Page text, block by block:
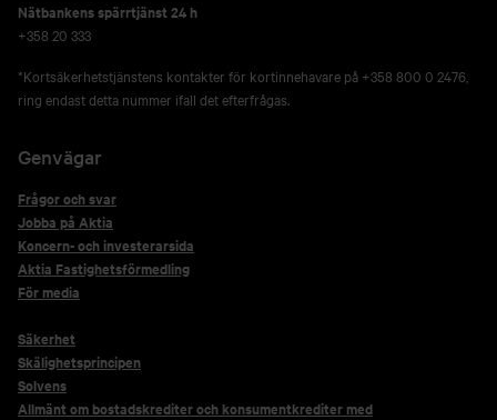
Nätbankens spärrtjänst 24 h
+358 20 333
*Kortsäkerhetstjänstens kontakter för kortinnehavare på +358 800 0 2476,
ring endast detta nummer ifall det efterfrågas.
Genvägar
Frågor och svar
Jobba på Aktia
Koncern- och investerarsida
Aktia Fastighetsförmedling
För media
Säkerhet
Skälighetsprincipen
Solvens
Allmänt om bostadskrediter och konsumentkrediter med